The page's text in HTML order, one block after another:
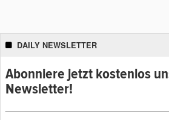
DAILY NEWSLETTER
Abonniere jetzt kostenlos
Newsletter!